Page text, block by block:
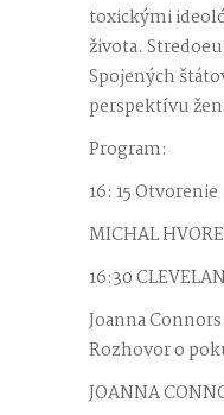
toxickými
života.
Spojených
perspektívu
Program:
16: 15 Otvorenie
MICHAL
16:30
Joanna
Rozhovor o
JOANNA